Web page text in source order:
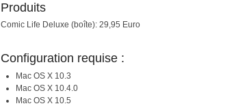
Produits
Comic Life Deluxe (boîte): 29,95 Euro
Configuration requise :
Mac OS X 10.3
Mac OS X 10.4.0
Mac OS X 10.5